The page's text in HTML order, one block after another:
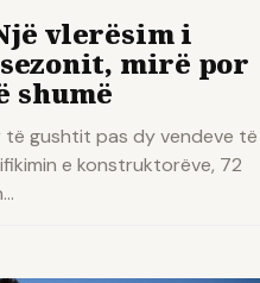
vlerësim i
mirë por
shumë
të gushtit pas dy vendeve të
e konstruktorëve, 72